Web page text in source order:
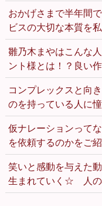
おかげさまで半年間
ビスの大切な本質を
雛乃木まやはこんな
ント様とは！？良い
コンプレックスと向
のを持っている人に
仮ナレーションって
を依頼するのかをご
笑いと感動を与えた
生まれていく☆ 人の